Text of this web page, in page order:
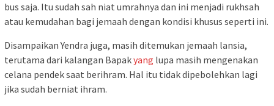
bus saja. Itu sudah sah niat umrahnya dan ini menjadi rukhsah
atau kemudahan bagi jemaah dengan kondisi khusus seperti ini.
Disampaikan Yendra juga, masih ditemukan jemaah lansia,
terutama dari kalangan Bapakyang lupa masih mengenakan
celana pendek saat berihram. Hal itu tidak dipebolehkan lagi
jika sudah berniat ihram.